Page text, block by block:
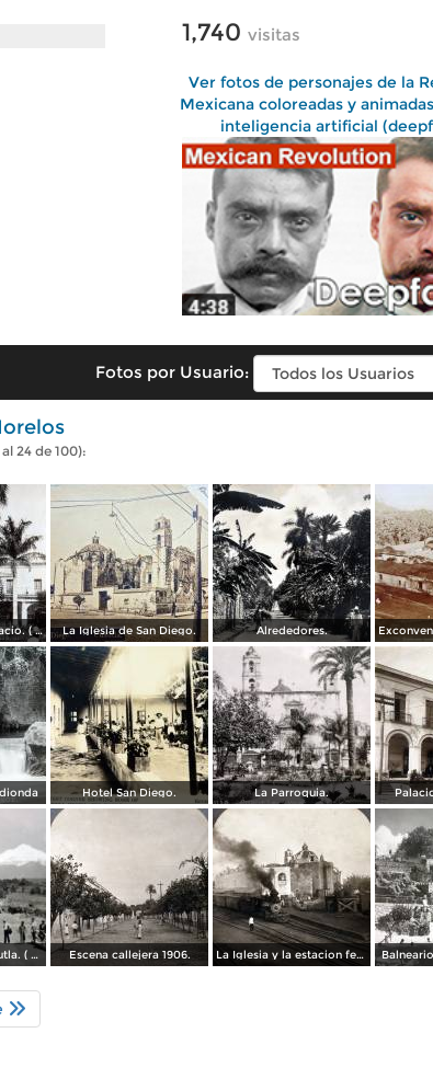
1,740 visitas
Ver fotos de personajes de la
Mexicana coloreadas y
inteligencia artificial
Fotos por Usuario:
24 de 100):
Jardin kiosko y Palacio. ( Circulada el 1 de Julio de 1935 ). La Iglesia de San Diego. Alrededores.
Hotel San Diego. La Parroquia.
Carretera Mex-Cuautla. ( Circulada el 14 de Octubre de 1938 ). Escena callejera 1906. La Iglesia y la estacion ferroviaria 1906